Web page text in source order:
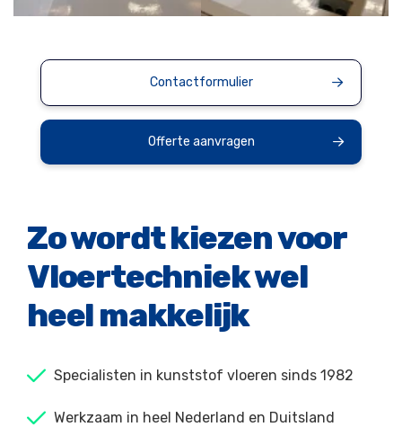
Contactformulier
Offerte aanvragen
Zo wordt kiezen voor
Vloertechniek wel
heel makkelijk
Specialisten in kunststof vloeren sinds 1982
Werkzaam in heel Nederland en Duitsland